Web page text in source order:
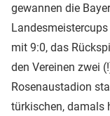
gewannen die
mit 9:0, das
den Vereinen zwei
Rosenaustadion
türkischen, damals